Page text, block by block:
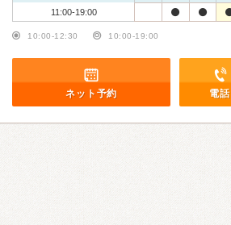
11:00-19:00
10:00-12:30 10:00-19:00
ネット予約 電話